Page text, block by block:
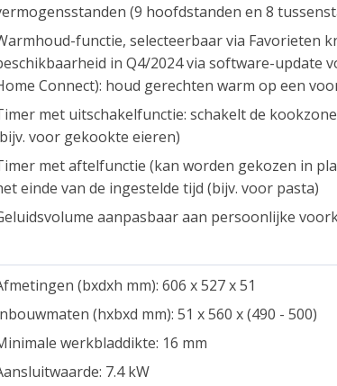
(9 hoofdstanden en 8
functie, selecteerbaar via Favorieten
in Q4/2024 via software-update
Connect): houd gerechten warm op een
met uitschakelfunctie: schakelt de
voor gekookte eieren)
met aftelfunctie (kan worden gekozen in
einde van de ingestelde tijd (bijv. voor pasta)
aanpasbaar aan persoonlijke
(bxdxh mm): 606 x 527 x 51
(hxbxd mm): 51 x 560 x (490 - 500)
werkbladdikte: 16 mm
7.4 kW